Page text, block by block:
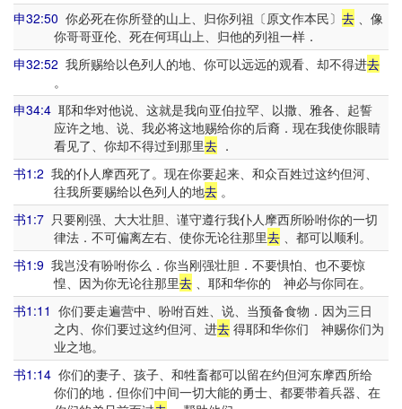
申32:50 你必死在你所登的山上、归你列祖〔原文作本民〕 去 、像
你哥哥亚伦、死在何珥山上、归他的列祖一样．
申32:52 我所赐给以色列人的地、你可以远远的观看、却不得进去
。
申34:4 耶和华对他说、这就是我向亚伯拉罕、以撒、雅各、起誓
应许之地、说、我必将这地赐给你的后裔．现在我使你眼睛
看见了、你却不得过到那里去．
书1:2 我的仆人摩西死了。现在你要起来、和众百姓过这约但河、
往我所要赐给以色列人的地去。
书1:7 只要刚强、大大壮胆、谨守遵行我仆人摩西所吩咐你的一切
律法．不可偏离左右、使你无论往那里去、都可以顺利。
书1:9 我岂没有吩咐你么．你当刚强壮胆．不要惧怕、也不要惊
惶、因为你无论往那里去、耶和华你的 神必与你同在。
书1:11 你们要走遍营中、吩咐百姓、说、当预备食物．因为三日
之内、你们要过这约但河、进去得耶和华你们 神赐你们为
业之地。
书1:14 你们的妻子、孩子、和牲畜都可以留在约但河东摩西所给
你们的地．但你们中间一切大能的勇士、都要带着兵器、在